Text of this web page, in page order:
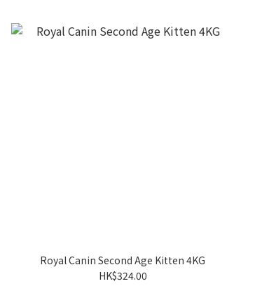
Royal Canin Second Age Kitten 4KG
HK$324.00